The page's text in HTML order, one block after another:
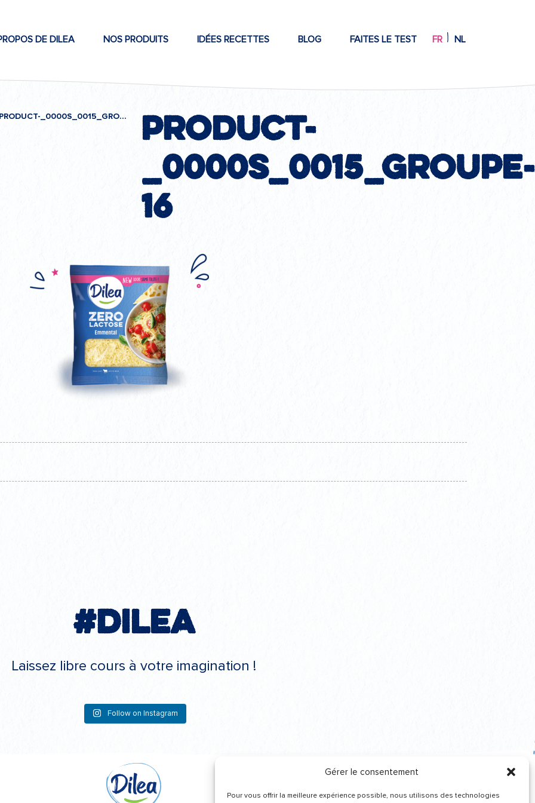
Gérer le consentement
Pour vous offrir la meilleure expérience possible, nous utilisons des technologies
DE DILEA NOS PRODUITS IDÉES RECETTES BLOG FAITES LE TEST FR NL
PRODUCT-_0000S_0015_GROUPE-16
product-
_0000s_0015_Groupe-
16
#Dilea
Laissez libre cours à votre imagination !
Follow on Instagram